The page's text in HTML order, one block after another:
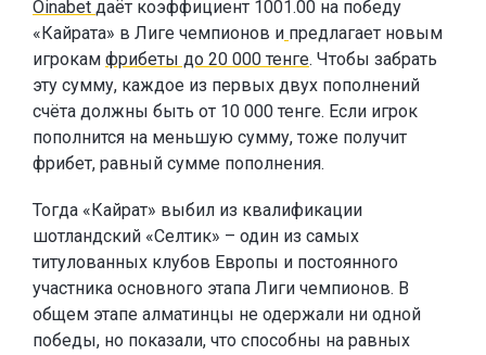
Oinabet даёт коэффициент 1001.00 на победу
«Кайрата» в Лиге чемпионов и предлагает новым
игрокам фрибеты до 20 000 тенге. Чтобы забрать
эту сумму, каждое из первых двух пополнений
счёта должны быть от 10 000 тенге. Если игрок
пополнится на меньшую сумму, тоже получит
фрибет, равный сумме пополнения.
Тогда «Кайрат» выбил из квалификации
шотландский «Селтик» – один из самых
титулованных клубов Европы и постоянного
участника основного этапа Лиги чемпионов. В
общем этапе алматинцы не одержали ни одной
победы, но показали, что способны на равных